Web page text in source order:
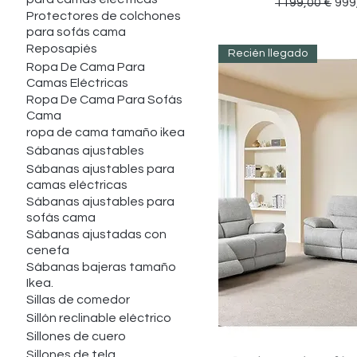
Protectores de colchones
para sofás cama
Reposapiés
Ropa De Cama Para
Camas Eléctricas
Ropa De Cama Para Sofás
Cama
ropa de cama tamaño ikea
Sábanas ajustables
Sábanas ajustables para
camas eléctricas
Sábanas ajustables para
sofás cama
Sábanas ajustadas con
cenefa
Sábanas bajeras tamaño
Ikea.
Sillas de comedor
Sillón reclinable eléctrico
Sillones de cuero
1199,00 €
Recién llegado